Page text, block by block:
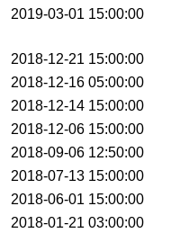
2019-03-01 15:00:00
2018-12-21 15:00:00
2018-12-16 05:00:00
2018-12-14 15:00:00
2018-12-06 15:00:00
2018-09-06 12:50:00
2018-07-13 15:00:00
2018-06-01 15:00:00
2018-01-21 03:00:00